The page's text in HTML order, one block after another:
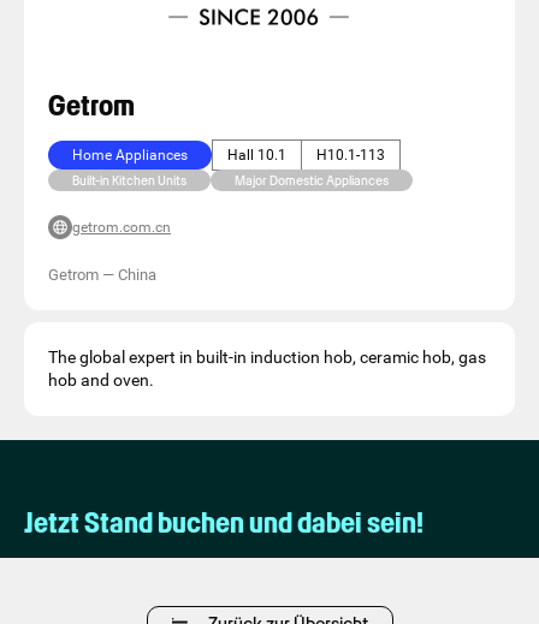
Getrom
Home Appliances Hall 10.1 H10.1-113
Built-in Kitchen Units Major Domestic Appliances
getrom.com.cn
Getrom — China
The global expert in built-in induction hob, ceramic hob, gas
hob and oven.
Jetzt Stand buchen und dabei sein!